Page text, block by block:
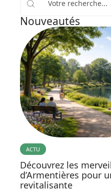
Nouveautés
ACTU
Découvrez les
d’Armentières pour
revitalisante